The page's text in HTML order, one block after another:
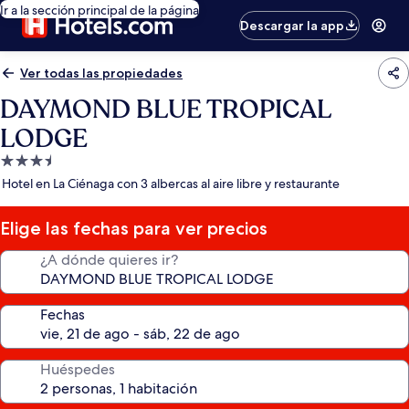
Ir a la sección principal de la página
Descargar la app
Ver todas las propiedades
DAYMOND BLUE TROPICAL
LODGE
Propiedad
de
estrellas
Hotel en La Ciénaga con 3 albercas al aire libre y restaurante
Elige las fechas para ver precios
¿A dónde quieres ir?
Fechas
Huéspedes